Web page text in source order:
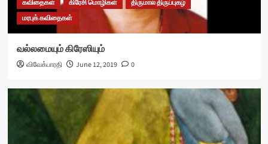
கவிதைகள் கிரேசி மொழிகள்
திருமால் திருப்புகழ்
மரபுக் கவிதைகள்
வல்லமையும் கிரேஸியும்
விவேக்பாரதி June 12, 2019 0